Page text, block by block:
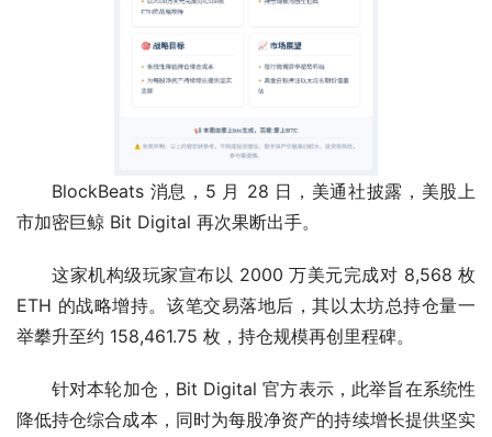
BlockBeats 消息，5 月 28 日，美通社披露，美股上
市加密巨鲸 Bit Digital 再次果断出手。
这家机构级玩家宣布以 2000 万美元完成对 8,568 枚
ETH 的战略增持。该笔交易落地后，其以太坊总持仓量一
举攀升至约 158,461.75 枚，持仓规模再创里程碑。
针对本轮加仓，Bit Digital 官方表示，此举旨在系统性
降低持仓综合成本，同时为每股净资产的持续增长提供坚实